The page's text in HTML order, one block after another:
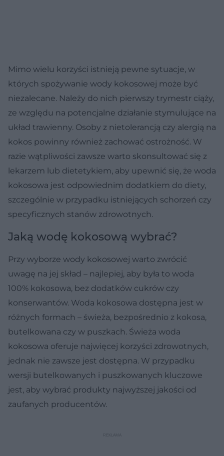
Mimo wielu korzyści istnieją pewne sytuacje, w
których spożywanie wody kokosowej może być
niezalecane. Należy do nich pierwszy trymestr ciąży,
ze względu na potencjalne działanie stymulujące na
układ trawienny. Osoby z nietolerancją czy alergią na
kokos powinny również zachować ostrożność. W
razie wątpliwości zawsze warto skonsultować się z
lekarzem lub dietetykiem, aby upewnić się, że woda
kokosowa jest odpowiednim dodatkiem do diety,
szczególnie w przypadku istniejących schorzeń czy
specyficznych stanów zdrowotnych.
Jaką wodę kokosową wybrać?
Przy wyborze wody kokosowej warto zwrócić
uwagę na jej skład – najlepiej, aby była to woda
100% kokosowa, bez dodatków cukrów czy
konserwantów. Woda kokosowa dostępna jest w
różnych formach – świeża, bezpośrednio z kokosa,
butelkowana czy w puszkach. Świeża woda
kokosowa oferuje najwięcej korzyści zdrowotnych,
jednak nie zawsze jest dostępna. W przypadku
wersji butelkowanych i puszkowanych kluczowe
jest, aby wybrać produkty najwyższej jakości od
zaufanych producentów.